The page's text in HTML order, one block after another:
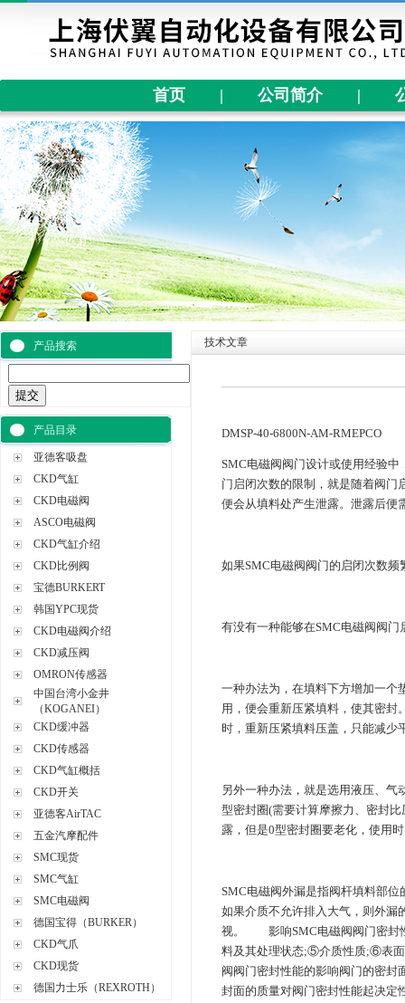
首页 | 公司简介 |
产品搜索
产品目录
亚德客吸盘
CKD气缸
CKD电磁阀
ASCO电磁阀
CKD气缸介绍
CKD比例阀
宝德BURKERT
韩国YPC现货
CKD电磁阀介绍
CKD减压阀
OMRON传感器
中国台湾小金井
（KOGANEI）
CKD缓冲器
CKD传感器
CKD气缸概括
CKD开关
亚德客AirTAC
五金汽摩配件
SMC现货
SMC气缸
SMC电磁阀
德国宝得（BURKER）
CKD气爪
CKD现货
德国力士乐（REXROTH）
技术文章
DMSP-40-6800N-AM-RMEPCO
SMC电磁阀阀门设计或使用经验
门启闭次数的限制，就是随着阀门
便会从填料处产生泄露。泄露后便
如果SMC电磁阀阀门的启闭次数
有没有一种能够在SMC电磁阀阀
一种办法为，在填料下方增加一个
用，便会重新压紧填料，使其密封
时，重新压紧填料压盖，只能减少
另外一种办法，就是选用液压、气
型密封圈(需要计算摩擦力、密封
露，但是0型密封圈要老化，使用
SMC电磁阀外漏是指阀杆填料部
如果介质不允许排入大气，则外漏
视。 影响SMC电磁阀阀门密封
料及其处理状态;⑤介质性质;⑥表
阀阀门密封性能的影响阀门的密封
封面的质量对阀门密封性能起决定